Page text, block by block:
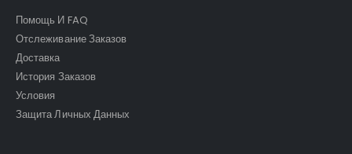
Помощь И FAQ
Отслеживание Заказов
Доставка
История Заказов
Условия
Защита Личных Данных